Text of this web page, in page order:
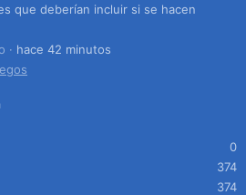
que deberían incluir si se hacen
hace 42 minutos
0
374
374